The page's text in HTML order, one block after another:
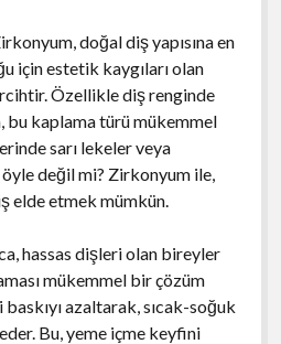
doğal diş yapısına en
için estetik kaygıları olan
Özellikle diş renginde
kaplama türü mükemmel
sarı lekeler veya
değil mi? Zirkonyum ile,
elde etmek mümkün.
hassas dişleri olan bireyler
mükemmel bir çözüm
azaltarak, sıcak-soğuk
Bu, yeme içme keyfini